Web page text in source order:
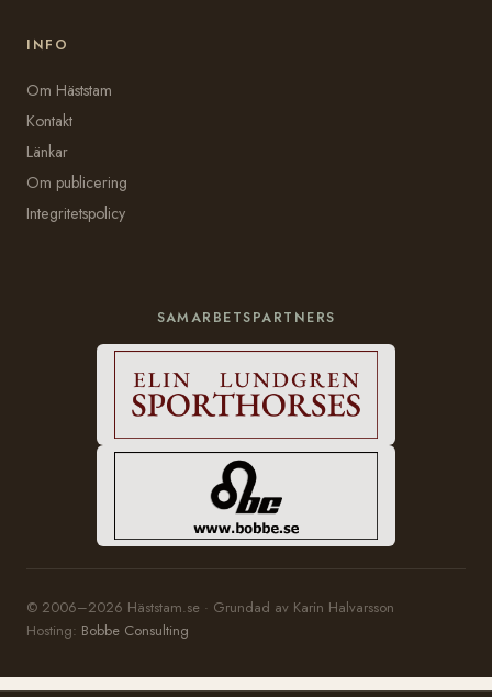
INFO
Om Häststam
Kontakt
Länkar
Om publicering
Integritetspolicy
SAMARBETSPARTNERS
© 2006–2026 Häststam.se · Grundad av Karin Halvarsson
Hosting: Bobbe Consulting